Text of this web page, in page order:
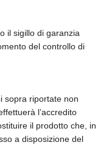
il sigillo di garanzia
del controllo di
sopra riportate non
l’accredito
il prodotto che, in
a disposizione del